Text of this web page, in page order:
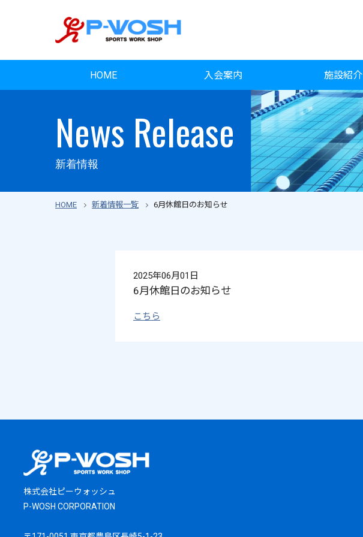
HOME 入会案内 施設紹介
News Release
新着情報
HOME 新着情報一覧 6月休館日のお知らせ
2025年06月01日
6月休館日のお知らせ
こちら
株式会社ピーウォッシュ
P-WOSH CORPORATION